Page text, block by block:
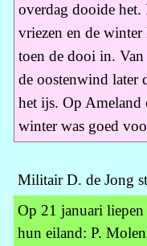
overdag dooide het.
vriezen en de
toen de dooi in. Van
de oostenwind later
het ijs. Op Ameland
winter was goed
Militair D. de Jong
Op 21 januari
hun eiland: P.